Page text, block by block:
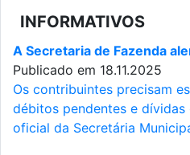
INFORMATIVOS
A Secretaria de Fazenda
Publicado em 18.11.2025
Os contribuintes precisam
débitos pendentes e
oficial da Secretária